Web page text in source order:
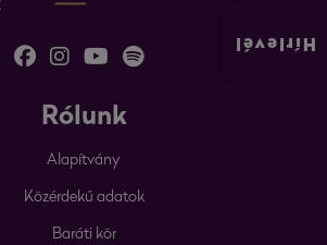
Hírlevél
Rólunk
Alapítvány
Közérdekű adatok
Baráti kör